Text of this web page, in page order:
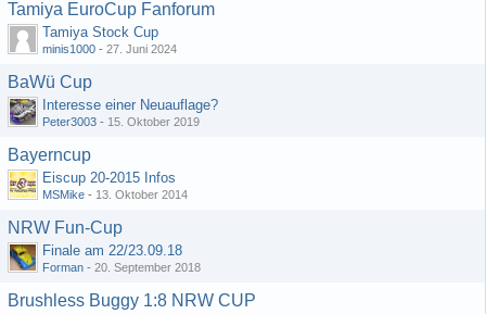
Tamiya EuroCup Fanforum
Tamiya Stock Cup
minis1000 - 27. Juni 2024
BaWü Cup
Interesse einer Neuauflage?
Peter3003 - 15. Oktober 2019
Bayerncup
Eiscup 20-2015 Infos
MSMike - 13. Oktober 2014
NRW Fun-Cup
Finale am 22/23.09.18
Forman - 20. September 2018
Brushless Buggy 1:8 NRW CUP